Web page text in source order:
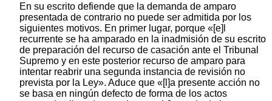
En su escrito defiende que la demanda de amparo
presentada de contrario no puede ser admitida por los
siguientes motivos. En primer lugar, porque «[e]l
recurrente se ha amparado en la inadmisión de su escrito
de preparación del recurso de casación ante el Tribunal
Supremo y en este posterior recurso de amparo para
intentar reabrir una segunda instancia de revisión no
prevista por la Ley». Aduce que «[l]a presente acción no
se basa en ningún defecto de forma de los actos